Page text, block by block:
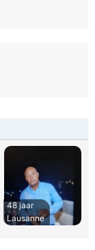
48 jaar
Lausanne